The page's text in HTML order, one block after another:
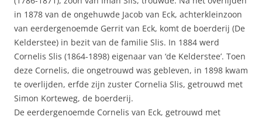
in 1878 van de ongehuwde Jacob van Eck, achterkleinzoon
van eerdergenoemde Gerrit van Eck, komt de boerderij (De
Kelderstee) in bezit van de familie Slis. In 1884 werd
Cornelis Slis (1864-1898) eigenaar van ‘de Kelderstee’. Toen
deze Cornelis, die ongetrouwd was gebleven, in 1898 kwam
te overlijden, erfde zijn zuster Cornelia Slis, getrouwd met
Simon Korteweg, de boerderij.
De eerdergenoemde Cornelis van Eck, getrouwd met